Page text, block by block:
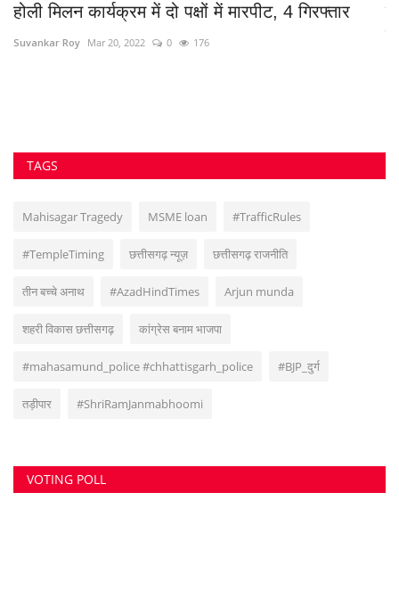
होली मिलन कार्यक्रम में दो पक्षों में मारपीट, 4 गिरफ्तार
Suvankar Roy Mar 20, 2022 0 176
TAGS
Mahisagar Tragedy MSME loan #TrafficRules
#TempleTiming छत्तीसगढ़ न्यूज़ छत्तीसगढ़ राजनीति
तीन बच्चे अनाथ #AzadHindTimes Arjun munda
शहरी विकास छत्तीसगढ़ कांग्रेस बनाम भाजपा
#mahasamund_police #chhattisgarh_police #BJP_दुर्ग
तड़ीपार #ShriRamJanmabhoomi
VOTING POLL